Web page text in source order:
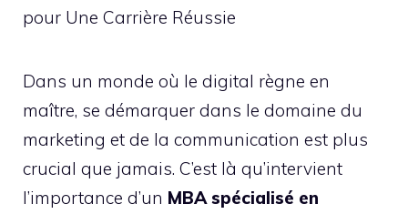
pour Une Carrière Réussie
Dans un monde où le digital règne en
maître, se démarquer dans le domaine du
marketing et de la communication est plus
crucial que jamais. C’est là qu’intervient
l’importance d’un MBA spécialisé en